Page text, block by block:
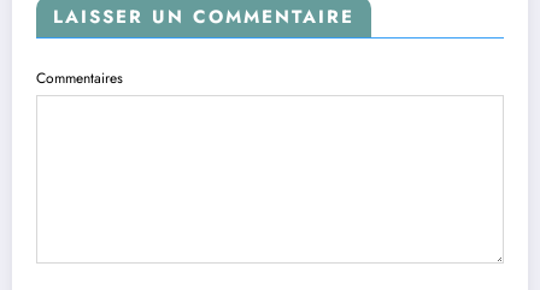
LAISSER UN COMMENTAIRE
Commentaires